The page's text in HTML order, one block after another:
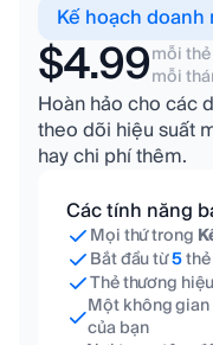
Kế hoạch
$4.99mỗi thẻ
mỗi
Hoàn hảo cho các
theo dõi hiệu suất
hay chi phí thêm.
Các tính năng
Mọi thứ trong
Bắt đầu từ5thẻ
Thẻ thương
Một không
của bạn